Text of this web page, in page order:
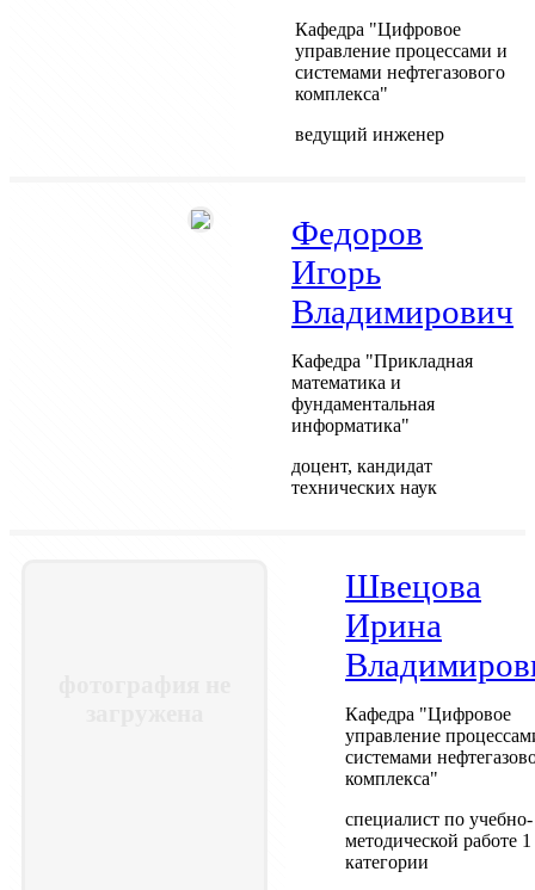
Кафедра "Цифровое
управление процессами и
системами нефтегазового
комплекса"
ведущий инженер
Федоров
Игорь
Владимирович
Кафедра "Прикладная
математика и
фундаментальная
информатика"
доцент, кандидат
технических наук
Швецова
Ирина
Кафедра "Цифровое
управление
системами
комплекса"
специалист по учебно-
методической работе 1
категории